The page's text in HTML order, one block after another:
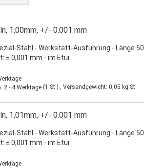
1,00mm, +/- 0.001 mm
Stahl - Werkstatt-Ausführung - Länge 50
± 0,001 mm - im Etui
(1 St.) , Versandgewicht: 0,05 kg St.
1,01mm, +/- 0.001 mm
Stahl - Werkstatt-Ausführung - Länge 50
± 0,001 mm - im Etui